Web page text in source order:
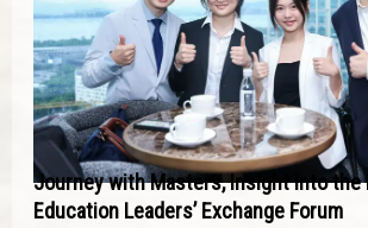
Journey with Masters, Insight into the
Education Leaders’ Exchange Forum